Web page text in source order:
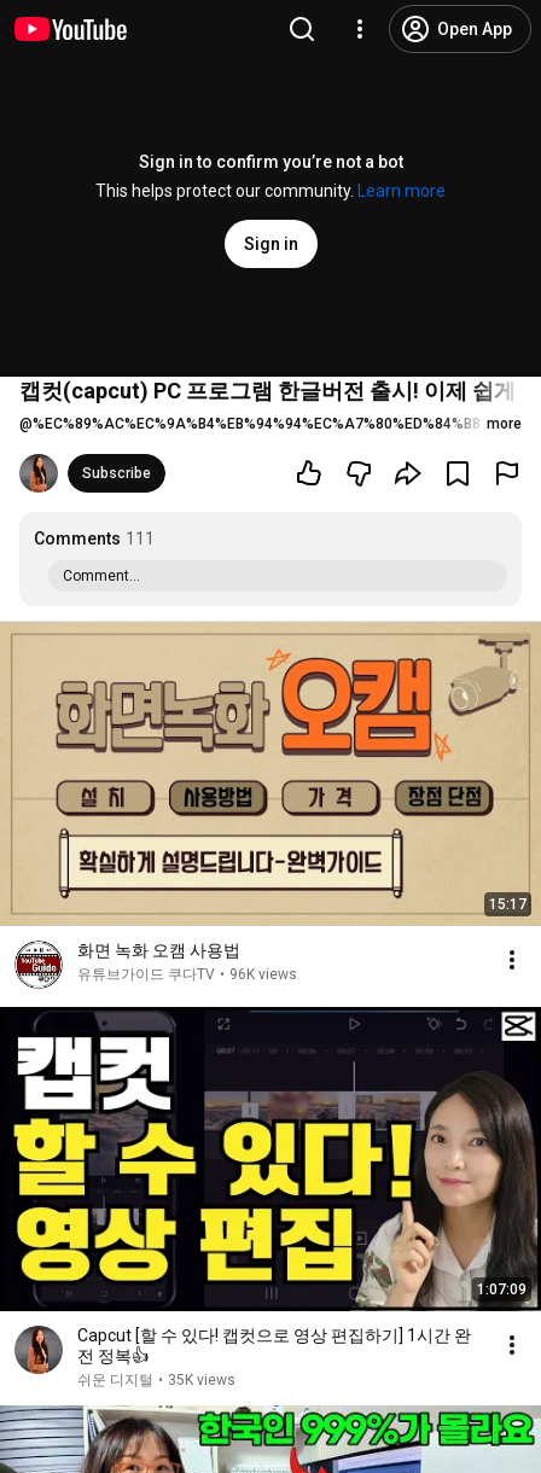
Open App
Sign in to confirm you’re not a bot
This helps protect our community.
Learn more
Sign in
캡컷(capcut) PC 프로그램 한글버전 출시! 이제 쉽게
@%EC%89%AC%EC%9A%B4%EB%94%94%EC%A7%80%ED%84%B8 953
more
Subscribe
Comments 111
Comment...
15:17
화면 녹화 오캠 사용법
유튜브가이드 쿠다TV • 96K views
1:07:09
Capcut [할 수 있다! 캡컷으로 영상 편집하기] 1시간 완
전 정복👍
쉬운 디지털 • 35K views